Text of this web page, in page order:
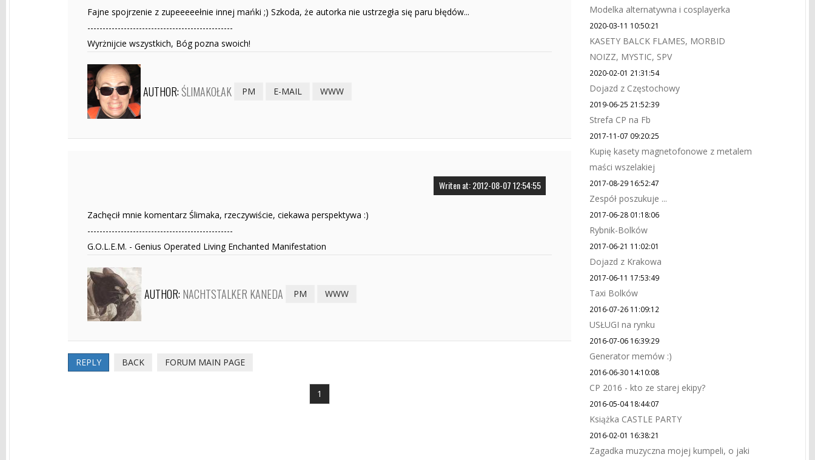
Fajne spojrzenie z zupeeeeełnie innej mańki ;) Szkoda, że autorka nie ustrzegła się paru błędów...
------------------------------------------------
Wyrżnijcie wszystkich, Bóg pozna swoich!
AUTHOR:ŚLIMAKOŁAK PM E-MAIL WWW
Writen at: 2012-08-07 12:54:55
Zachęcił mnie komentarz Ślimaka, rzeczywiście, ciekawa perspektywa :)
------------------------------------------------
G.O.L.E.M. - Genius Operated Living Enchanted Manifestation
AUTHOR: NACHTSTALKER KANEDA PM WWW
REPLY BACK FORUM MAIN PAGE
1
Modelka alternatywna i cosplayerka
2020-03-11 10:50:21
KASETY BALCK FLAMES, MORBID
NOIZZ, MYSTIC, SPV
2020-02-01 21:31:54
Dojazd z Częstochowy
2019-06-25 21:52:39
Strefa CP na Fb
2017-11-07 09:20:25
Kupię kasety magnetofonowe z metalem
maści wszelakiej
2017-08-29 16:52:47
Zespół poszukuje ...
2017-06-28 01:18:06
Rybnik-Bolków
2017-06-21 11:02:01
Dojazd z Krakowa
2017-06-11 17:53:49
Taxi Bolków
2016-07-26 11:09:12
USŁUGI na rynku
2016-07-06 16:39:29
Generator memów :)
2016-06-30 14:10:08
CP 2016 - kto ze starej ekipy?
2016-05-04 18:44:07
Książka CASTLE PARTY
2016-02-01 16:38:21
Zagadka muzyczna mojej kumpeli, o jaki